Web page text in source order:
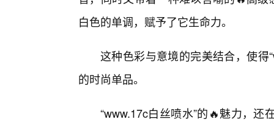
白色的单调，赋予了它生命力。
这种色彩与意境的完美结合，使得
的时尚单品。
“www.17c白丝喷水”的🔥魅力，